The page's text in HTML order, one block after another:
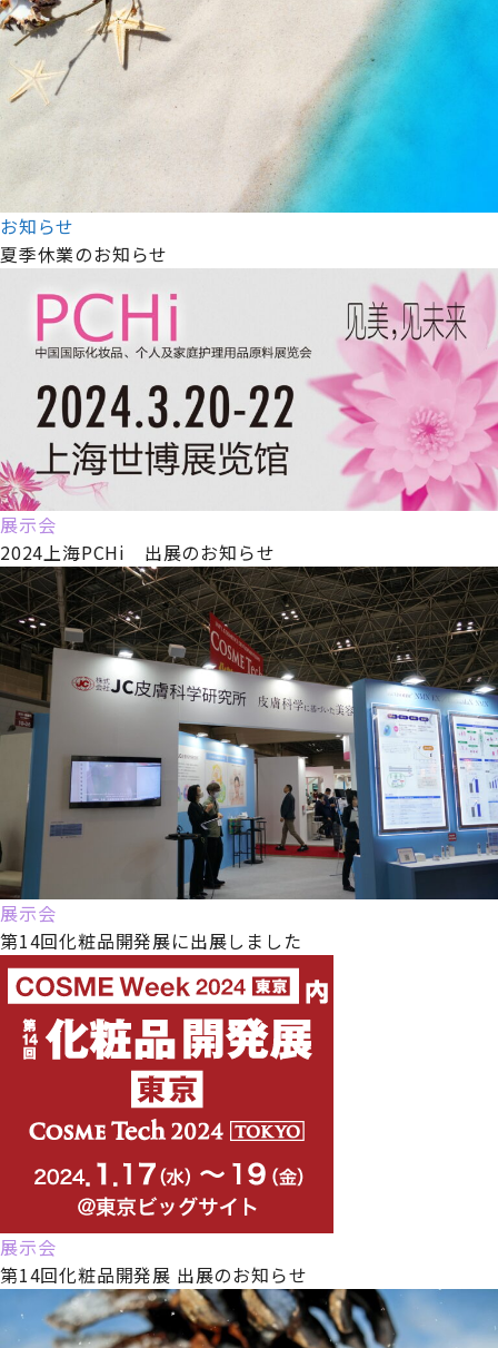
お知らせ
夏季休業のお知らせ
展示会
2024上海PCHi 出展のお知らせ
展示会
第14回化粧品開発展に出展しました
展示会
第14回化粧品開発展 出展のお知らせ